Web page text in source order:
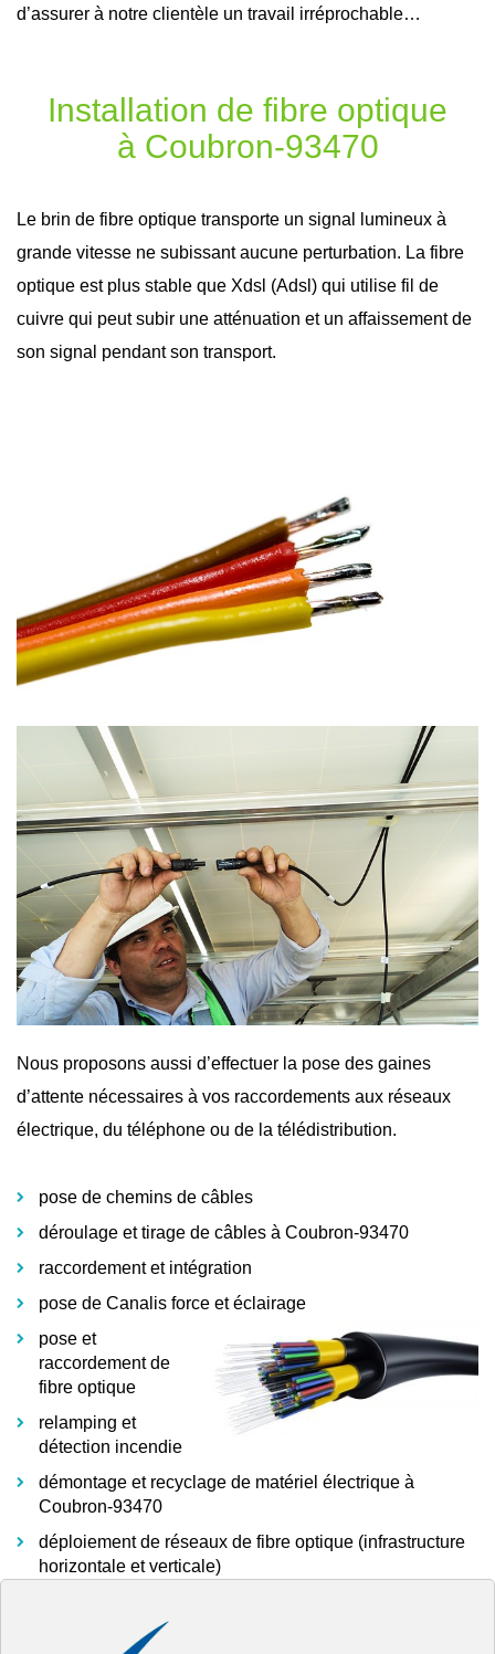
d’assurer à notre clientèle un travail irréprochable…
Installation de fibre optique
à Coubron-93470
Le brin de fibre optique transporte un signal lumineux à
grande vitesse ne subissant aucune perturbation. La fibre
optique est plus stable que Xdsl (Adsl) qui utilise fil de
cuivre qui peut subir une atténuation et un affaissement de
son signal pendant son transport.
Nous proposons aussi d’effectuer la pose des gaines
d’attente nécessaires à vos raccordements aux réseaux
électrique, du téléphone ou de la télédistribution.
pose de chemins de câbles
déroulage et tirage de câbles à Coubron-93470
raccordement et intégration
pose de Canalis force et éclairage
pose et
raccordement de
fibre optique
relamping et
détection incendie
démontage et recyclage de matériel électrique à
Coubron-93470
déploiement de réseaux de fibre optique (infrastructure
horizontale et verticale)